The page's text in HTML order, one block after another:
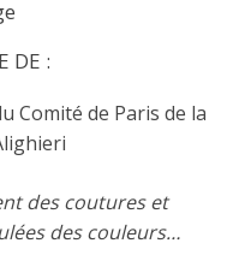
DE :
Comité de Paris de la
des coutures et
des couleurs…